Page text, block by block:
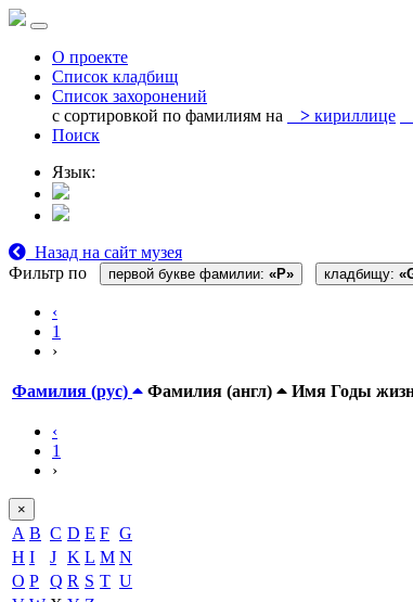
О проекте
Список кладбищ
Список захоронений
с сортировкой по фамилиям на
> кириллице
Поиск
Язык:
Назад на сайт музея
Фильтр по
первой букве фамилии: «P» кладбищу:
‹
1
›
Фамилия (рус) Фамилия (англ) Имя Годы
‹
1
›
×
A B C D E F G
H I J K L M N
O P Q R S T U